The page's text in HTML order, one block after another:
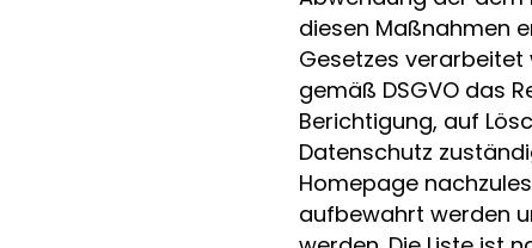
diesen Maßnahmen
Gesetzes verarbeitet
gemäß DSGVO das
Berichtigung, auf
Datenschutz
Homepage
aufbewahrt werden